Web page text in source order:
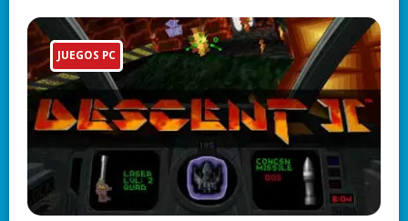
JUEGOS PC